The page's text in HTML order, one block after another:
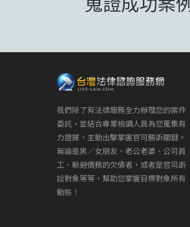
我們除了有法律服務全力辦理您的案件
委託，並結合專業檢調人員為您蒐集有
力證據，主動出擊掌握官司勝訴關鍵。
無論是男／女朋友、老公老婆、公司員
工、躲避債務的欠債者，或者是官司訴
訟對象等等，幫助您掌握目標對象所有
動態！